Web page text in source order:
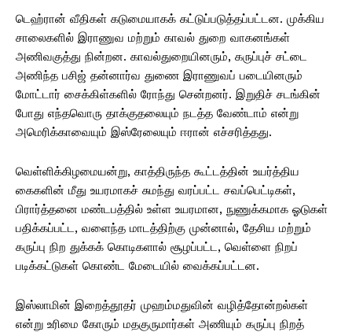
டெஹ்ரான் வீதிகள் கடுமையாகக் கட்டுப்படுத்தப்பட்டன. முக்கிய
சாலைகளில் இராணுவ மற்றும் காவல் துறை வாகனங்கள்
அணிவகுத்து நின்றன. காவல்துறையினரும், கருப்புச் சட்டை
அணிந்த பசிஜ் தன்னார்வ துணை இராணுவப் படையினரும்
மோட்டார் சைக்கிள்களில் ரோந்து சென்றனர். இறுதிச் சடங்கின்
போது எந்தவொரு தாக்குதலையும் நடத்த வேண்டாம் என்று
அமெரிக்காவையும் இஸ்ரேலையும் ஈரான் எச்சரித்தது.
வெள்ளிக்கிழமையன்று, காத்திருந்த கூட்டத்தின் உயர்த்திய
கைகளின் மீது உயரமாகச் சுமந்து வரப்பட்ட சவப்பெட்டிகள்,
பிரார்த்தனை மண்டபத்தில் உள்ள உயரமான, நுணுக்கமாக ஓடுகள்
பதிக்கப்பட்ட, வளைந்த மாடத்திற்கு முன்னால், தேசிய மற்றும்
கருப்பு நிற துக்கக் கொடிகளால் சூழப்பட்ட, வெள்ளை நிறப்
படிக்கட்டுகள் கொண்ட மேடையில் வைக்கப்பட்டன.
இஸ்லாமின் இறைத்தூதர் முஹம்மதுவின் வழித்தோன்றல்கள்
என்று உரிமை கோரும் மதகுருமார்கள் அணியும் கருப்பு நிறத்